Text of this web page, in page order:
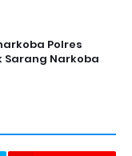
Polres
Sarang Narkoba